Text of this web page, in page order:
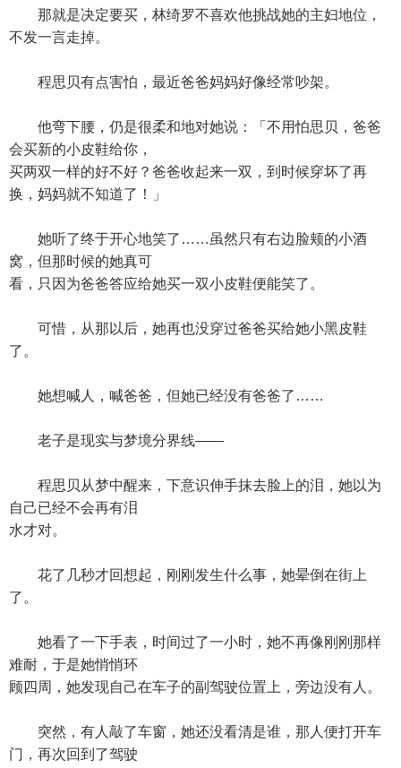
那就是决定要买，林绮罗不喜欢他挑战她的主妇地位，
不发一言走掉。
程思贝有点害怕，最近爸爸妈妈好像经常吵架。
他弯下腰，仍是很柔和地对她说：「不用怕思贝，爸爸
会买新的小皮鞋给你，
买两双一样的好不好？爸爸收起来一双，到时候穿坏了再
换，妈妈就不知道了！」
她听了终于开心地笑了……虽然只有右边脸颊的小酒
窝，但那时候的她真可
看，只因为爸爸答应给她买一双小皮鞋便能笑了。
可惜，从那以后，她再也没穿过爸爸买给她小黑皮鞋
了。
她想喊人，喊爸爸，但她已经没有爸爸了……
老子是现实与梦境分界线——
程思贝从梦中醒来，下意识伸手抹去脸上的泪，她以为
自己已经不会再有泪
水才对。
花了几秒才回想起，刚刚发生什么事，她晕倒在街上
了。
她看了一下手表，时间过了一小时，她不再像刚刚那样
难耐，于是她悄悄环
顾四周，她发现自己在车子的副驾驶位置上，旁边没有人。
突然，有人敲了车窗，她还没看清是谁，那人便打开车
门，再次回到了驾驶